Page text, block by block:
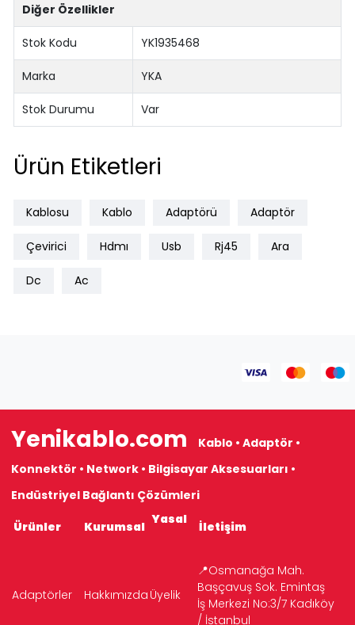
Diğer Özellikler
Stok Kodu YK1935468
Marka YKA
Stok Durumu Var
Ürün Etiketleri
Kablosu Kablo Adaptörü Adaptör
Çevirici Hdmı Usb Rj45 Ara
Dc Ac
Yenikablo.com
Kablo • Adaptör •
Konnektör • Network • Bilgisayar Aksesuarları •
Endüstriyel Bağlantı Çözümleri
Ürünler
Kurumsal Yasal İletişim
Adaptörler Hakkımızda Üyelik
📍Osmanağa Mah.
Başçavuş Sok. Emintaş
İş Merkezi No:3/7 Kadıköy
/ İstanbul